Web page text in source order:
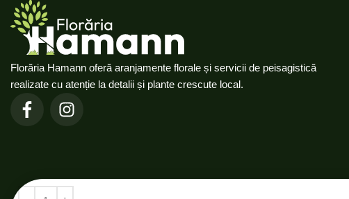
Florăria Hamann oferă aranjamente florale și servicii de peisagistică
realizate cu atenție la detalii și plante crescute local.